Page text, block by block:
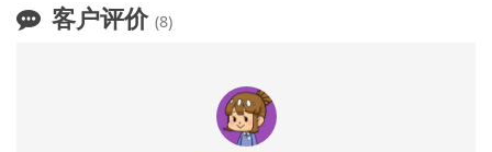
客户评价 (8)